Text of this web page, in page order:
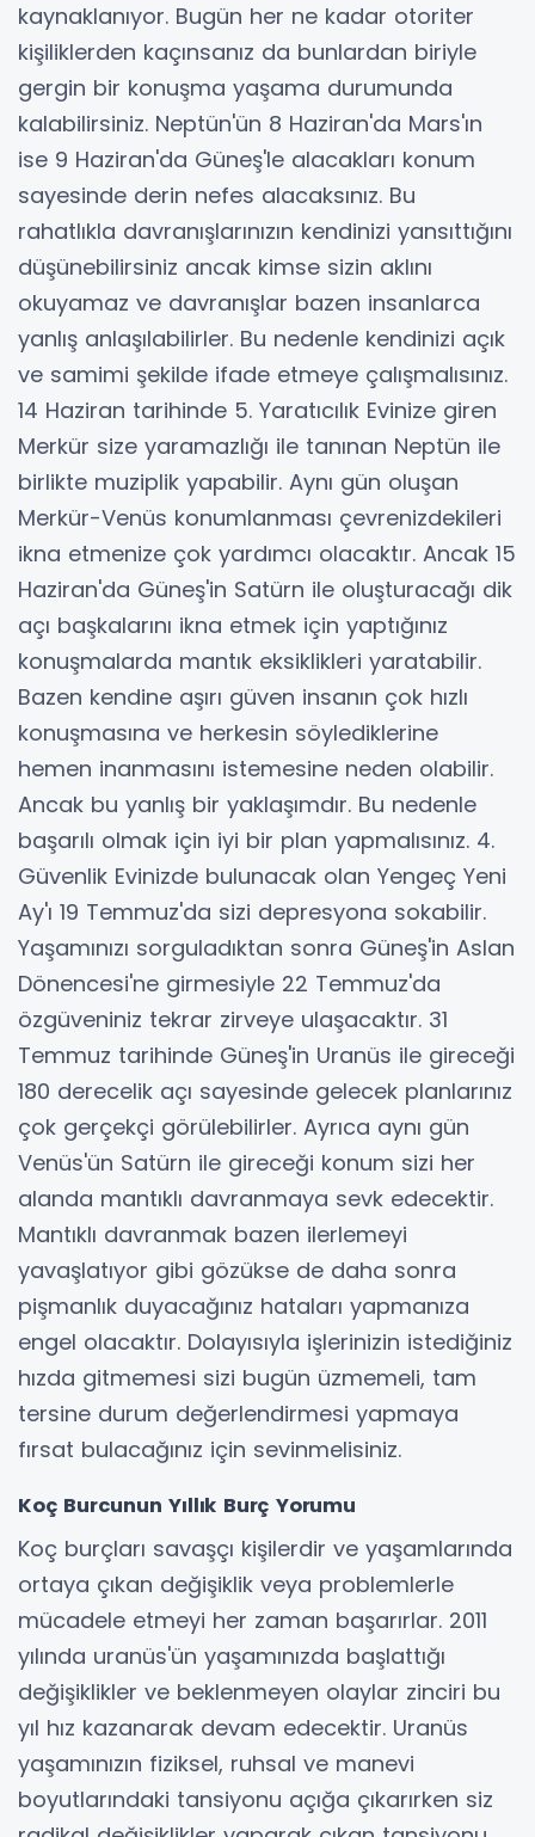
kaynaklanıyor. Bugün her ne kadar otoriter
kişiliklerden kaçınsanız da bunlardan biriyle
gergin bir konuşma yaşama durumunda
kalabilirsiniz. Neptün'ün 8 Haziran'da Mars'ın
ise 9 Haziran'da Güneş'le alacakları konum
sayesinde derin nefes alacaksınız. Bu
rahatlıkla davranışlarınızın kendinizi yansıttığını
düşünebilirsiniz ancak kimse sizin aklını
okuyamaz ve davranışlar bazen insanlarca
yanlış anlaşılabilirler. Bu nedenle kendinizi açık
ve samimi şekilde ifade etmeye çalışmalısınız.
14 Haziran tarihinde 5. Yaratıcılık Evinize giren
Merkür size yaramazlığı ile tanınan Neptün ile
birlikte muziplik yapabilir. Aynı gün oluşan
Merkür-Venüs konumlanması çevrenizdekileri
ikna etmenize çok yardımcı olacaktır. Ancak 15
Haziran'da Güneş'in Satürn ile oluşturacağı dik
açı başkalarını ikna etmek için yaptığınız
konuşmalarda mantık eksiklikleri yaratabilir.
Bazen kendine aşırı güven insanın çok hızlı
konuşmasına ve herkesin söylediklerine
hemen inanmasını istemesine neden olabilir.
Ancak bu yanlış bir yaklaşımdır. Bu nedenle
başarılı olmak için iyi bir plan yapmalısınız. 4.
Güvenlik Evinizde bulunacak olan Yengeç Yeni
Ay'ı 19 Temmuz'da sizi depresyona sokabilir.
Yaşamınızı sorguladıktan sonra Güneş'in Aslan
Dönencesi'ne girmesiyle 22 Temmuz'da
özgüveniniz tekrar zirveye ulaşacaktır. 31
Temmuz tarihinde Güneş'in Uranüs ile gireceği
180 derecelik açı sayesinde gelecek planlarınız
çok gerçekçi görülebilirler. Ayrıca aynı gün
Venüs'ün Satürn ile gireceği konum sizi her
alanda mantıklı davranmaya sevk edecektir.
Mantıklı davranmak bazen ilerlemeyi
yavaşlatıyor gibi gözükse de daha sonra
pişmanlık duyacağınız hataları yapmanıza
engel olacaktır. Dolayısıyla işlerinizin istediğiniz
hızda gitmemesi sizi bugün üzmemeli, tam
tersine durum değerlendirmesi yapmaya
fırsat bulacağınız için sevinmelisiniz.
Koç Burcunun Yıllık Burç Yorumu
Koç burçları savaşçı kişilerdir ve yaşamlarında
ortaya çıkan değişiklik veya problemlerle
mücadele etmeyi her zaman başarırlar. 2011
yılında uranüs'ün yaşamınızda başlattığı
değişiklikler ve beklenmeyen olaylar zinciri bu
yıl hız kazanarak devam edecektir. Uranüs
yaşamınızın fiziksel, ruhsal ve manevi
boyutlarındaki tansiyonu açığa çıkarırken siz